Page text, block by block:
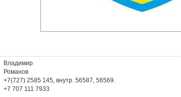
Владимир
Романов
+7(727) 2585 145, внутр. 56587, 56569.
+7 707 111 7933